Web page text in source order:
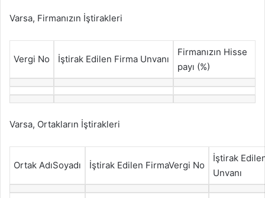
Varsa, Firmanızın İştirakleri
Vergi No İştirak Edilen Firma Unvanı
Firmanızın Hisse
payı (%)
Varsa, Ortakların İştirakleri
Ortak AdıSoyadı İştirak Edilen FirmaVergi No
İştirak
Unvanı